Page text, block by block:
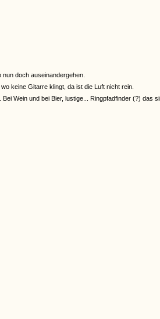
doch auseinandergehen.
keine Gitarre klingt, da ist die Luft nicht rein.
Wein und bei Bier, lustige... Ringpfadfinder (?) das